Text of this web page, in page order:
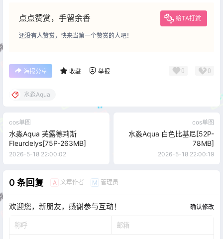
点点赞赏，手留余香 给TA打赏
还没有人赞赏，快来当第一个赞赏的人吧！
海报分享 收藏 举报 0 0
水淼Aqua
cos单图
水淼Aqua 芙露德莉斯
Fleurdelys[75P-263MB]
2026-5-18 22:00:02
cos单图
水淼Aqua 白色比基尼[52P-
78MB]
2026-5-18 22:00:19
0 条回复 A 文章作者 M 管理员
欢迎您，新朋友，感谢参与互动！ 确认修改